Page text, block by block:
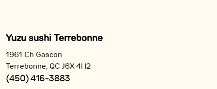
Yuzu sushi Terrebonne
1961 Ch Gascon
Terrebonne, QC J6X 4H2
(450) 416-3883